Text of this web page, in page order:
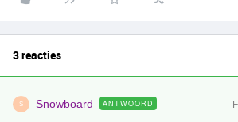
3 reacties
S Snowboard ANTWOORD